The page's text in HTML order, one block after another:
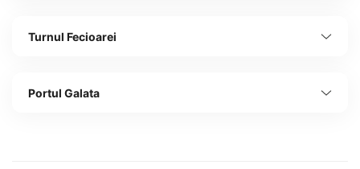
Turnul Fecioarei
Portul Galata